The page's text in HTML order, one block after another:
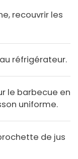
recouvrir les
réfrigérateur.
le barbecue en
uniforme.
de jus